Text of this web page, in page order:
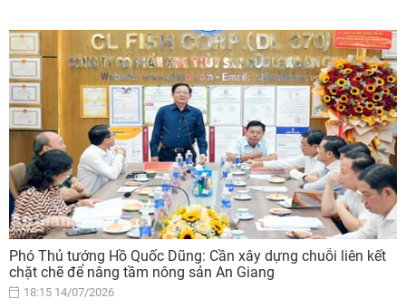
Phó Thủ tướng Hồ Quốc Dũng: Cần xây dựng chuỗi liên kết
chặt chẽ để nâng tầm nông sản An Giang
18:15 14/07/2026